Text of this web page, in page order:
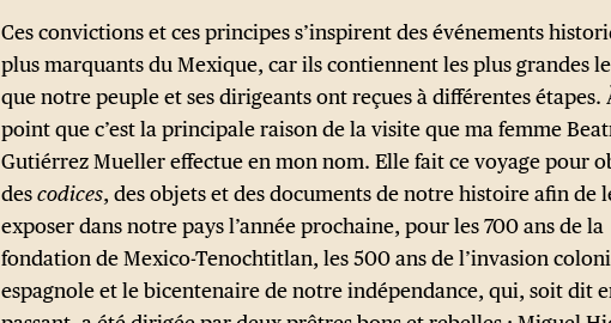
d’entre eux, comme le récent projet de parc écologique
lac Texcoco, ou le projet de train maya, sont
réforme constitutionnelle avec une possible assemblée
constituante, et une transformation des institutions de
mexicain pour vaincre la corruption produite par des
d’hégémonie du Parti révolutionnaire institutionnel
L’idéal de la « Quatrième transformation », et en
l’accent mis sur sa dimension « humaniste », est lié à la
François de l’activisme social et au concept de « dignité
(dignitatis humanae) promu pendant le Concile Vatican
Ces convictions et ces principes s’inspirent des événements
plus marquants du Mexique, car ils contiennent les plus grandes
que notre peuple et ses dirigeants ont reçues à différentes étapes.
point que c’est la principale raison de la visite que ma femme
Gutiérrez Mueller effectue en mon nom. Elle fait ce voyage pour
descodices, des objets et des documents de notre histoire afin de
exposer dans notre pays l’année prochaine, pour les 700 ans de la
fondation de Mexico-Tenochtitlan, les 500 ans de l’invasion
espagnole et le bicentenaire de notre indépendance, qui, soit dit